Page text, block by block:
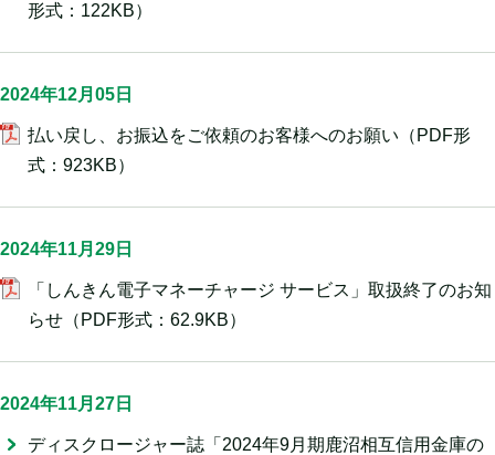
形式：122KB）
2024年12月05日
払い戻し、お振込をご依頼のお客様へのお願い （PDF形
式：923KB）
2024年11月29日
「しんきん電子マネーチャージ サービス」取扱終了のお知
らせ （PDF形式：62.9KB）
2024年11月27日
ディスクロージャー誌「2024年9月期鹿沼相互信用金庫の